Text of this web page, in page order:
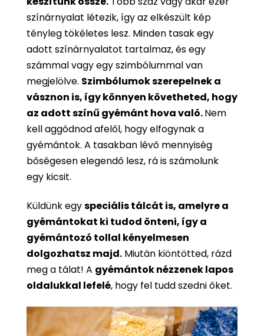
színárnyalat létezik, így az elkészült kép
tényleg tökéletes lesz. Minden tasak egy
adott színárnyalatot tartalmaz, és egy
számmal vagy egy szimbólummal van
megjelölve. Szimbólumok szerepelnek a
vásznon is, így könnyen követheted, hogy
az adott színű gyémánt hova való.Nem
kell aggódnod afelől, hogy elfogynak a
gyémántok. A tasakban lévő mennyiség
bőségesen elegendő lesz, rá is számolunk
egy kicsit.
Küldünk egyspeciális tálcát is, amelyre a
gyémántokat ki tudod önteni, így a
gyémántozó tollal kényelmesen
dolgozhatsz majd. Miután kiöntötted, rázd
meg a tálat! A gyémántok nézzenek lapos
oldalukkal lefelé, hogy fel tudd szedni őket.